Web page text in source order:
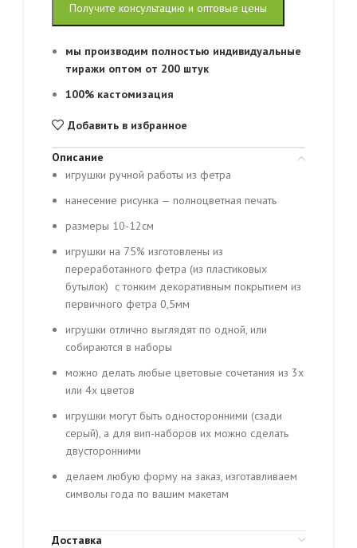
Получите консультацию и оптовые цены
мы производим полностью индивидуальные
тиражи оптом от 200 штук
100% кастомизация
Добавить в избранное
Описание
игрушки ручной работы из фетра
нанесение рисунка — полноцветная печать
размеры 10-12см
игрушки на 75% изготовлены из
переработанного фетра (из пластиковых
бутылок) с тонким декоративным покрытием из
первичного фетра 0,5мм
игрушки отлично выглядят по одной, или
собираются в наборы
можно делать любые цветовые сочетания из 3х
или 4х цветов
игрушки могут быть односторонними (сзади
серый), а для вип-наборов их можно сделать
двусторонними
делаем любую форму на заказ, изготавливаем
символы года по вашим макетам
Доставка